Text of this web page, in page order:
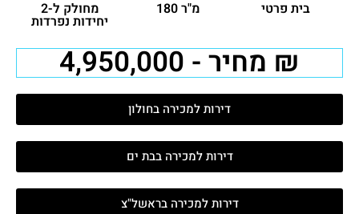
מחולק ל-2
יחידות נפרדות
180 מ"ר בית פרטי
מחיר - 4,950,000 ₪
דירות למכירה בחולון
דירות למכירה בבת ים
דירות למכירה בראשל"צ